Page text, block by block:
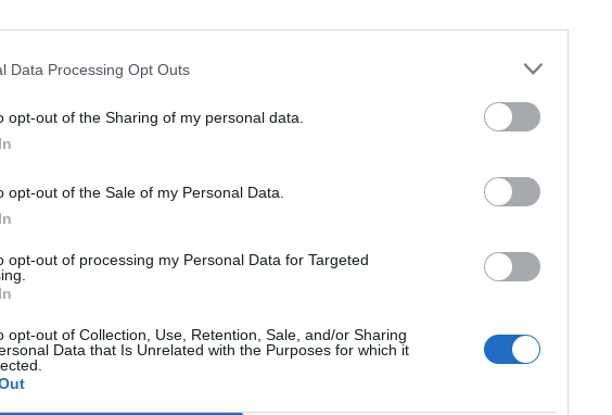
Data Processing Opt Outs
opt-out of the Sharing of my personal data.
opt-out of the Sale of my Personal Data.
opt-out of processing my Personal Data for Targeted
opt-out of Collection, Use, Retention, Sale, and/or Sharing
Data that Is Unrelated with the Purposes for which it
για τη Ρήξη: Ανοιχτή προεκλογική
– συζήτηση, στη Σπάρτη
2023 17:21
Παρουσίαση ψηφοδελτίου τού ΜέΡΑ25-
για τη Ρήξη, από τη Σοφία Σακοράφα, στη
(video)
προτάσεις τού ΜέΡΑ25-Συμμαχία για τη Ρήξη είναι εντός
της Ευρωπαϊκής Ένωσης”, τόνισε, μεταξύ άλλων, η Σοφία